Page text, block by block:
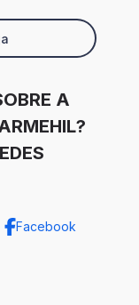
A
Facebook